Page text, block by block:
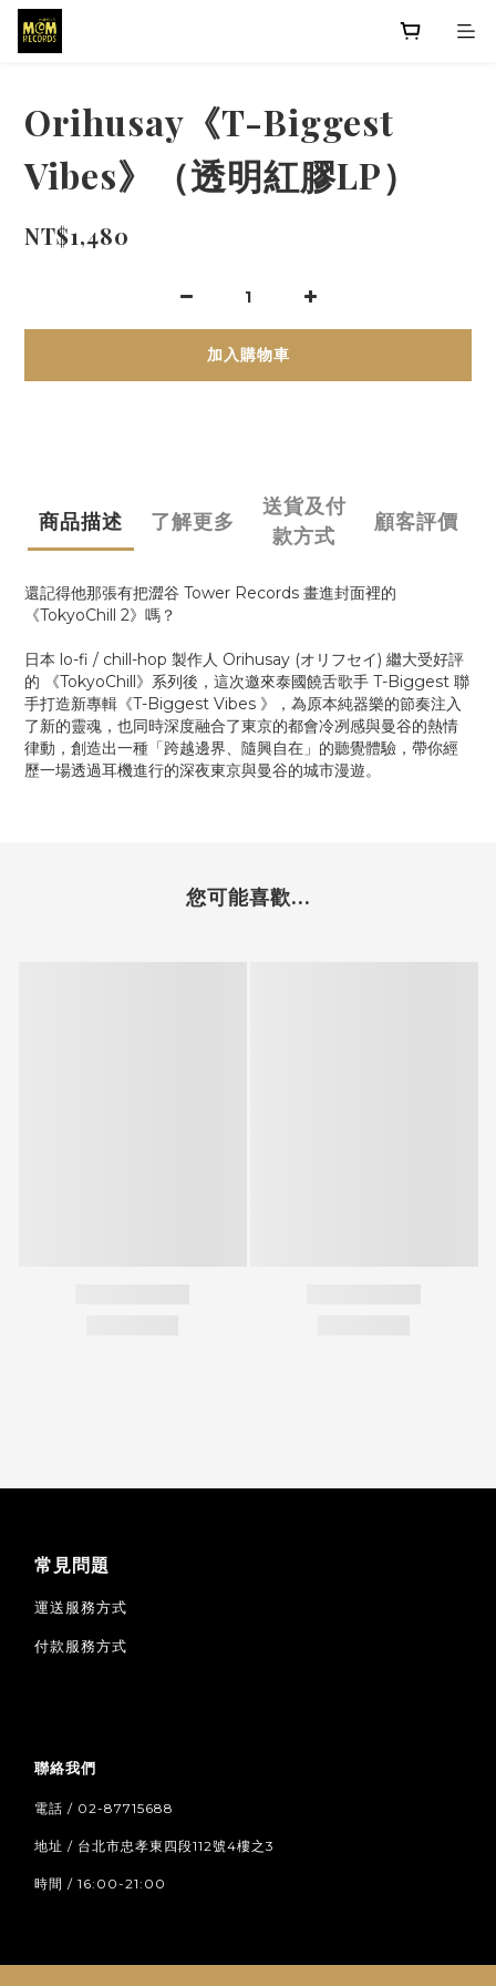
Orihusay《T-Biggest
Vibes》（透明紅膠LP）
NT$1,480
加入購物車
商品描述 了解更多
送貨及付
款方式
顧客評價
還記得他那張有把澀谷 Tower Records 畫進封面裡的
《TokyoChill 2》嗎？
日本 lo-fi / chill-hop 製作人 Orihusay (オリフセイ) 繼大受好評
的 《TokyoChill》系列後，這次邀來泰國饒舌歌手 T-Biggest 聯
手打造新專輯《T-Biggest Vibes 》，為原本純器樂的節奏注入
了新的靈魂，也同時深度融合了東京的都會冷冽感與曼谷的熱情
律動，創造出一種「跨越邊界、隨興自在」的聽覺體驗，帶你經
歷一場透過耳機進行的深夜東京與曼谷的城市漫遊。
您可能喜歡...
常見問題
運送服務方式
付款服務方式
聯絡我們
電話 / 02-87715688
地址 / 台北市忠孝東四段112號4樓之3
時間 / 16:00-21:00